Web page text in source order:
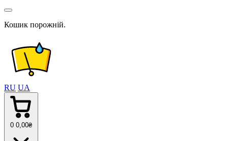
Кошик порожній.
RU UA
0 0 ,00₴